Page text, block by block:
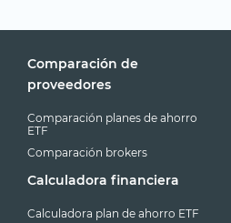
Comparación de
proveedores
Comparación planes de ahorro
ETF
Comparación brokers
Calculadora financiera
Calculadora plan de ahorro ETF